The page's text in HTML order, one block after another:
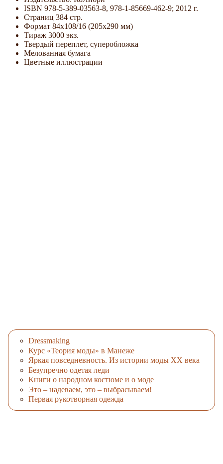
ISBN 978-5-389-03563-8, 978-1-85669-462-9; 2012 г.
Страниц 384 стр.
Формат 84x108/16 (205х290 мм)
Тираж 3000 экз.
Твердый переплет, суперобложка
Мелованная бумага
Цветные иллюстрации
Dressmaking
Курс «Теория моды» в Манеже
Яркая повседневность. Из истории моды XX века
Безупречно одетая леди
Книги о народном костюме и о моде
Это – надеваем, это – выбрасываем!
Первая рукотворная одежда